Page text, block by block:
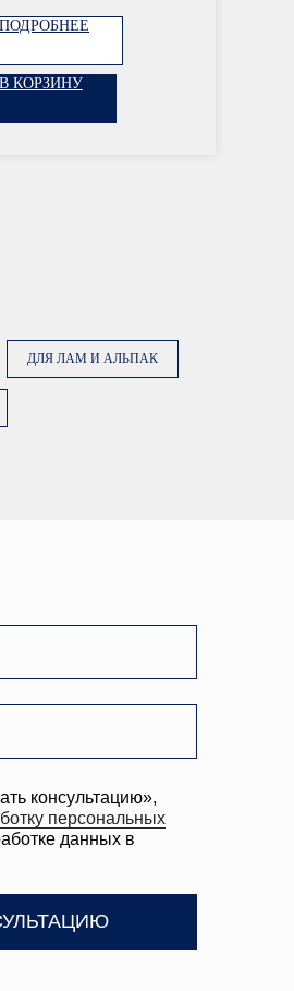
ПОДРОБНЕЕ
В КОРЗИНУ
ДЛЯ ЛАМ И АЛЬПАК